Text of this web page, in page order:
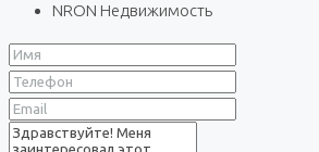
NRON Недвижимость